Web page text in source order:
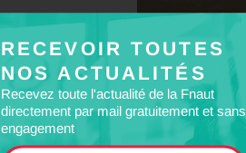
RECEVOIR TOUTES
NOS ACTUALITÉS
Recevez toute l'actualité de la Fnaut
directement par mail gratuitement et sans
engagement